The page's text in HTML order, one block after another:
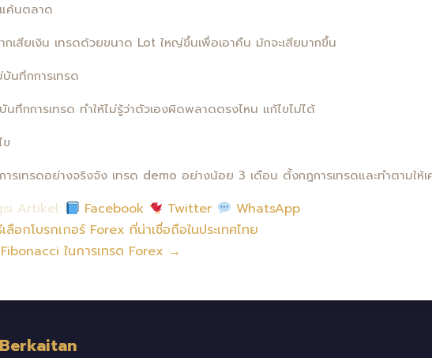
ค้นตลาด
กเสียเงิน เทรดด้วยขนาด Lot ใหญ่ขึ้นเพื่อเอาคืน มักจะเสียมากขึ้น
บันทึกการเทรด
นทึกการเทรด ทำให้ไม่รู้ว่าตัวเองผิดพลาดตรงไหน แก้ไขไม่ได้
ข
ารเทรดอย่างจริงจัง เทรด demo อย่างน้อย 3 เดือน ตั้งกฎการเทรดและทำตามให้
Artikel: Facebook Twitter
WhatsApp
ลือกโบรกเกอร์ Forex ที่น่าเชื่อถือในประเทศไทย
Fibonacci ในการเทรด Forex →